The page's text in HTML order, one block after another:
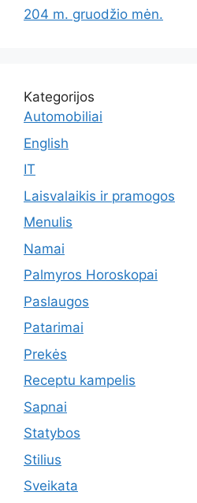
204 m. gruodžio mėn.
Kategorijos
Automobiliai
English
IT
Laisvalaikis ir pramogos
Menulis
Namai
Palmyros Horoskopai
Paslaugos
Patarimai
Prekės
Receptu kampelis
Sapnai
Statybos
Stilius
Sveikata